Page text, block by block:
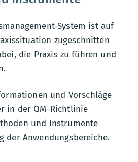
System ist auf
zugeschnitten
die Praxis zu führen und
und Vorschläge
in der QM-Richtlinie
und Instrumente
der Anwendungsbereiche.